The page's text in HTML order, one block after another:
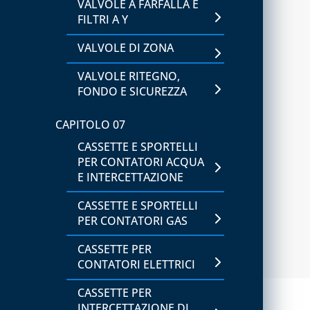
CAPITOLO 02
ATTREZZATURA PER GAS
REFRIGERANTI A3
ATTREZZATURE PER
VUOTO E CARICO
SISTEMI PER VUOTO E
CAPITOLO 03
ATTREZZATURE UTENSILI
CAPITOLO 04
SIGILLANTI, ADDITIVI E
RILEVATORI DI PERDITE
CAPITOLO 05
VALVOLE A FARFALLA E
FILTRI A Y
VALVOLE DI ZONA
VALVOLE RITEGNO,
FONDO E SICUREZZA
CAPITOLO 07
CASSETTE E SPORTELLI
PER CONTATORI ACQUA
E INTERCETTAZIONE
CASSETTE E SPORTELLI
PER CONTATORI GAS
CASSETTE PER
CONTATORI ELETTRICI
CASSETTE PER